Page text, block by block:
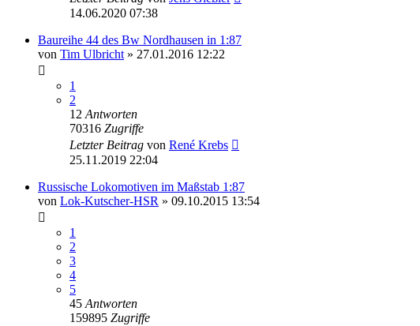
14.06.2020 07:38
Baureihe 44 des Bw Nordhausen in 1:87
von Tim Ulbricht » 27.01.2016 12:22
1
2
12 Antworten
70316 Zugriffe
Letzter Beitrag von René Krebs
25.11.2019 22:04
Russische Lokomotiven im Maßstab 1:87
von Lok-Kutscher-HSR » 09.10.2015 13:54
1
2
3
4
5
45 Antworten
159895 Zugriffe